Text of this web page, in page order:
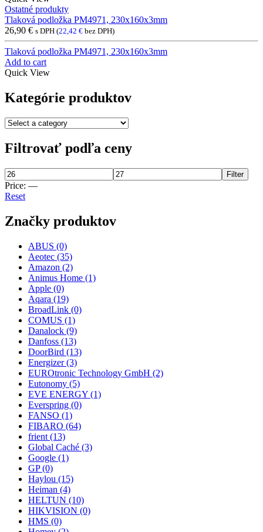
Ostatné produkty
Tlaková podložka PM4971, 230x160x3mm
26,90 € s DPH (22,42 € bez DPH)
Tlaková podložka PM4971, 230x160x3mm
Add to cart
Quick View
Kategórie produktov
Filtrovať podľa ceny
Filter
Price: —
Reset
Značky produktov
ABUS (0)
Aeotec (35)
Amazon (2)
Animus Home (1)
Apple (0)
Aqara (19)
BroadLink (0)
COMUS (1)
Danalock (9)
Danfoss (13)
DoorBird (13)
Energizer(3)
EUROtronic Technology GmbH (2)
Eutonomy (5)
EVE ENERGY (1)
Everspring (0)
FANSO (1)
FIBARO (64)
frient (13)
Global Caché (3)
Google (1)
GP(0)
Haylou (15)
Heiman (4)
HELTUN (10)
HIKVISION (0)
HMS (0)